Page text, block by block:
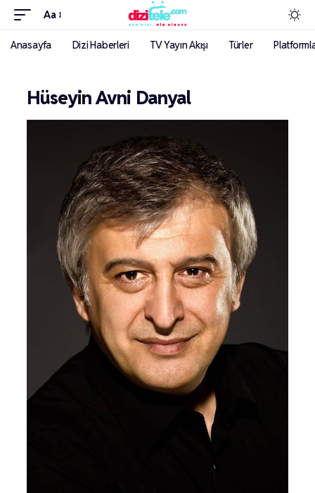
Aa
Anasayfa Dizi Haberleri TV Yayın Akışı Türler
Hüseyin Avni Danyal